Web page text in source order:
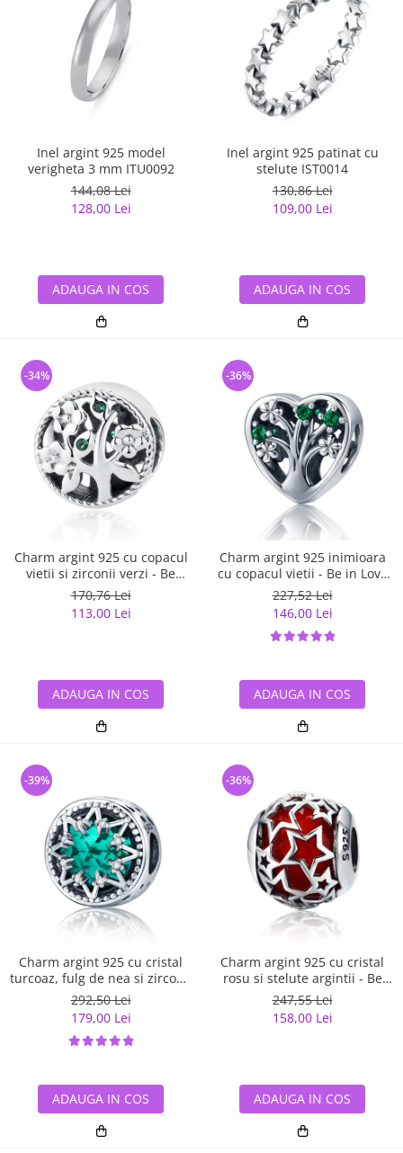
Inel argint 925 model
verigheta 3 mm ITU0092
144,08 Lei
128,00 Lei
ADAUGA IN COS
Inel argint 925 patinat cu
stelute IST0014
130,86 Lei
109,00 Lei
ADAUGA IN COS
Charm argint 925 cu copacul
vietii si zirconii verzi - Be
Nature PST0059
170,76 Lei
113,00 Lei
-34%
ADAUGA IN COS
Charm argint 925 inimioara
cu copacul vietii - Be in Love
PST0105
227,52 Lei
146,00 Lei
-36%
ADAUGA IN COS
Charm argint 925 cu cristal
turcoaz, fulg de nea si zirconii
albe - Be Nature PST0110
292,50 Lei
179,00 Lei
-39%
ADAUGA IN COS
Charm argint 925 cu cristal
rosu si stelute argintii - Be
Nature PST0115
247,55 Lei
158,00 Lei
-36%
ADAUGA IN COS